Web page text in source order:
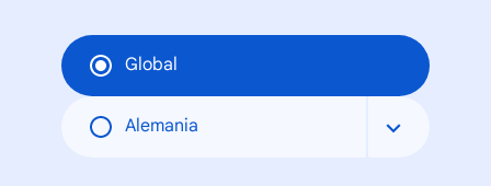
Global
Alemania